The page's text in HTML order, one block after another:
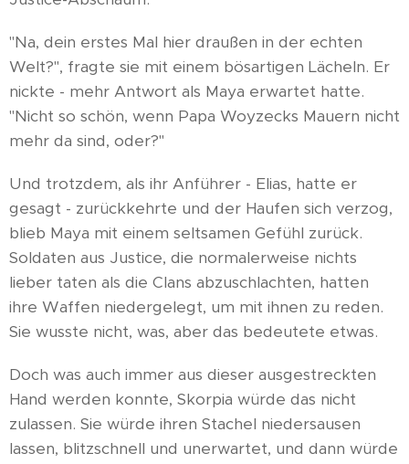
"Na, dein erstes Mal hier draußen in der echten
Welt?", fragte sie mit einem bösartigen Lächeln. Er
nickte - mehr Antwort als Maya erwartet hatte.
"Nicht so schön, wenn Papa Woyzecks Mauern nicht
mehr da sind, oder?"
Und trotzdem, als ihr Anführer - Elias, hatte er
gesagt - zurückkehrte und der Haufen sich verzog,
blieb Maya mit einem seltsamen Gefühl zurück.
Soldaten aus Justice, die normalerweise nichts
lieber taten als die Clans abzuschlachten, hatten
ihre Waffen niedergelegt, um mit ihnen zu reden.
Sie wusste nicht, was, aber das bedeutete etwas.
Doch was auch immer aus dieser ausgestreckten
Hand werden konnte, Skorpia würde das nicht
zulassen. Sie würde ihren Stachel niedersausen
lassen, blitzschnell und unerwartet, und dann würde